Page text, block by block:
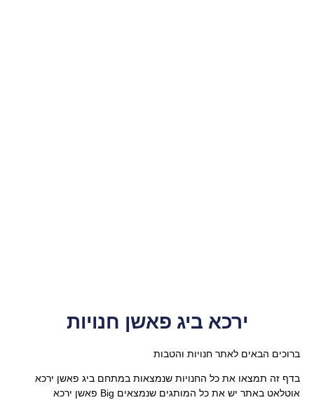
ירכא ביג פאשן חנויות
ברוכים הבאים לאתר חנויות והטבות
בדף זה תמצאו את כל החנויות שנמצאות במתחם ביג פאשן ירכא
אוטלאט
באתר יש את כל המותגים שנמצאים Big פאשן ירכא